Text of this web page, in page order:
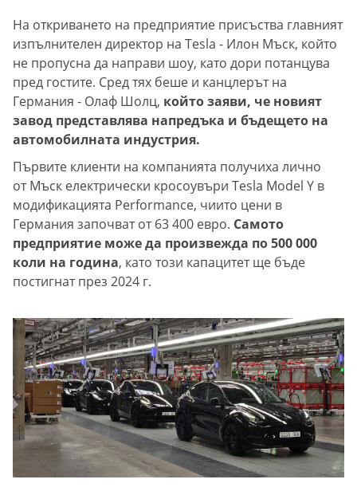
На откриването на предприятие присъства главният
изпълнителен директор на Tesla - Илон Мъск, който
не пропусна да направи шоу, като дори потанцува
пред гостите. Сред тях беше и канцлерът на
Германия - Олаф Шолц, който заяви, че новият
завод представлява напредъка и бъдещето на
автомобилната индустрия.
Първите клиенти на компанията получиха лично
от Мъск електрически кросоувъри Tesla Model Y в
модификацията Performance, чиито цени в
Германия започват от 63 400 евро. Самото
предприятие може да произвежда по 500 000
коли на година, като този капацитет ще бъде
постигнат през 2024 г.